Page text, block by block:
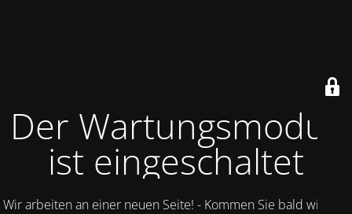
Der Wartungsmodus
ist eingeschaltet
Wir arbeiten an einer neuen Seite! - Kommen Sie bald wieder.